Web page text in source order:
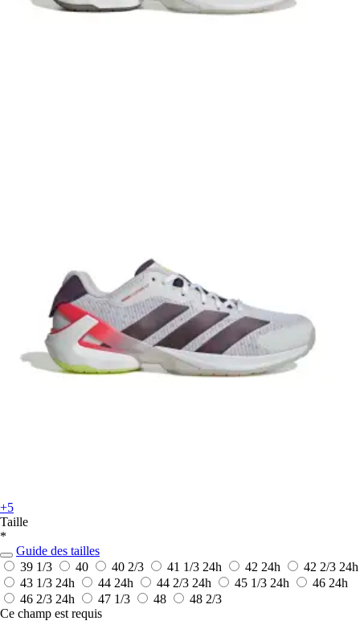
+5
Taille
*
Guide des tailles
39 1/3
40 40 2/3 41 1/3 24h 42 24h 42 2/3 24h
43 1/3 24h 44 24h 44 2/3 24h 45 1/3 24h 46 24h
46 2/3 24h 47 1/3 48
48 2/3
Ce champ est requis